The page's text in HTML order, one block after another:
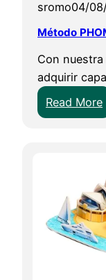
l
sromo04/
Método
Con
adquirir
Read More: